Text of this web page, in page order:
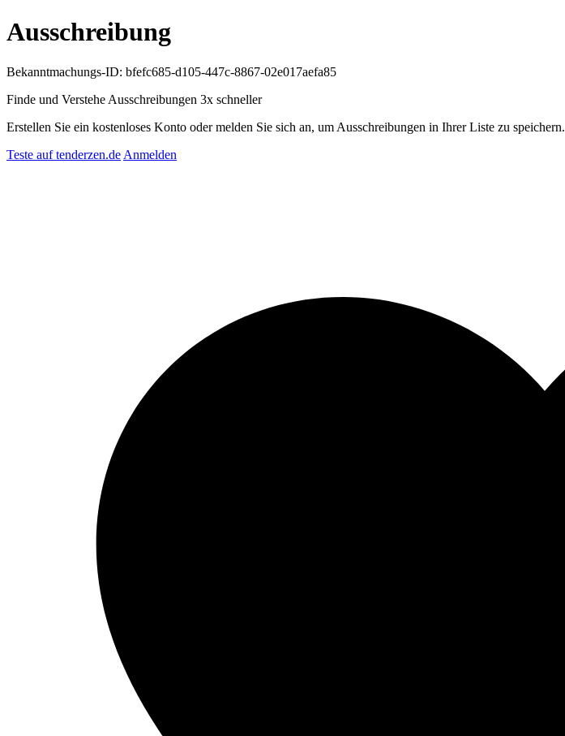
Ausschreibung
Bekanntmachungs-ID: bfefc685-d105-447c-8867-02e017aefa85
Finde und Verstehe Ausschreibungen 3x schneller
Erstellen Sie ein kostenloses Konto oder melden Sie sich an, um Ausschreibungen in Ihrer Liste zu speichern.
Teste auf tenderzen.de Anmelden